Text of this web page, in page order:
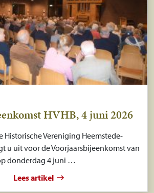
HVHB, 4 juni 2026
Historische Vereniging Heemstede-
u uit voor de Voorjaarsbijeenkomst van
donderdag 4 juni …
Lees artikel